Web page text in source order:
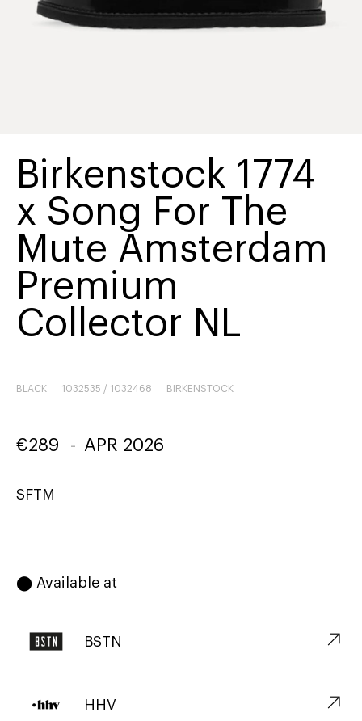
Birkenstock 1774
x Song For The
Mute Amsterdam
Premium
Collector NL
BLACK 1032535 / 1032468 BIRKENSTOCK
€289 - APR 2026
SFTM
⬤ Available at
BSTN ↗︎
HHV ↗︎